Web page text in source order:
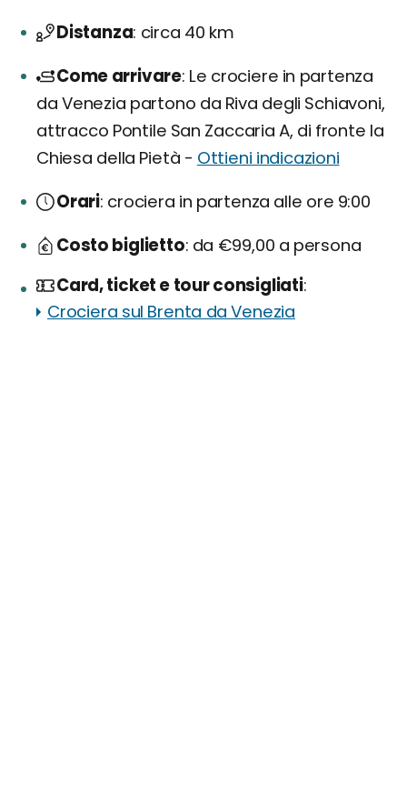
Distanza circa 40 km
Come arrivare Le crociere in partenza
da Venezia partono da Riva degli Schiavoni,
attracco Pontile San Zaccaria A, di fronte la
Chiesa della Pietà - Ottieni indicazioni
Orari crociera in partenza alle ore 9:00
Costo biglietto da €99,00 a persona
Card, ticket e tour consigliati
Crociera sul Brenta da Venezia